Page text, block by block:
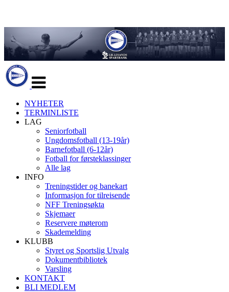
navigasjon
NYHETER
TERMINLISTE
LAG
Seniorfotball
Ungdomsfotball (13-19år)
Barnefotball (6-12år)
Fotball for førsteklassinger
Alle lag
INFO
Treningstider og banekart
Informasjon for tilreisende
NFF Treningsøkta
Skjemaer
Reservere møterom
Skademelding
KLUBB
Styret og Sportslig Utvalg
Dokumentbibliotek
Varsling
KONTAKT
BLI MEDLEM